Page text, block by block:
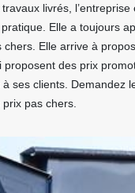
livrés,
pratique. Elle a toujours
chers. Elle arrive à
des prix
ses clients. Demandez
pas chers.